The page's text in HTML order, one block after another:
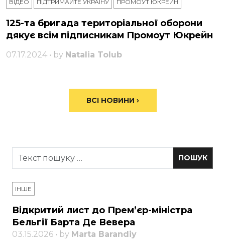
ВІДЕО ПІДТРИМАЙТЕ УКРАЇНУ ПРОМОУТ ЮКРЕЙН
125-та бригада територіальної оборони
дякує всім підписникам Промоут Юкрейн
07.17.2024 • by Natalia Tolub
ВСІ НОВИНИ ›
ІНШЕ
Відкритий лист до Прем’єр-міністра
Бельгії Барта Де Вевера
03.15.2026 • by Marta Barandiy